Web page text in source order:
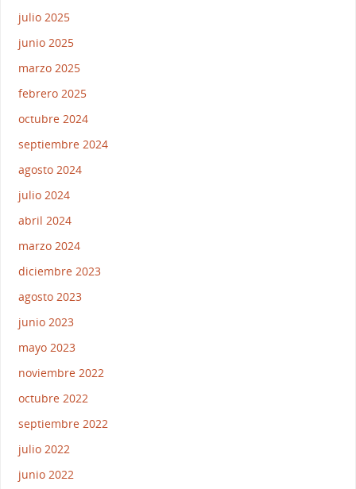
julio 2025
junio 2025
marzo 2025
febrero 2025
octubre 2024
septiembre 2024
agosto 2024
julio 2024
abril 2024
marzo 2024
diciembre 2023
agosto 2023
junio 2023
mayo 2023
noviembre 2022
octubre 2022
septiembre 2022
julio 2022
junio 2022